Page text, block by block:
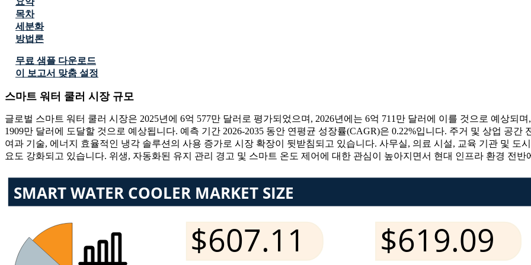
목차
세분화
방법론
무료 샘플 다운로드
이 보고서 맞춤 설정
스마트 워터 쿨러 시장 규모
글로벌 스마트 워터 쿨러 시장은 2025년에 6억 577만 달러로 평가되었으며, 2026년에는 6억 711만 달러에 이를 것으로 예상되
1909만 달러에 도달할 것으로 예상됩니다. 예측 기간 2026-2035 동안 연평균 성장률(CAGR)은 0.22%입니다. 주거 및 상업 공
여과 기술, 에너지 효율적인 냉각 솔루션의 사용 증가로 시장 확장이 뒷받침되고 있습니다. 사무실, 의료 시설, 교육 기관 및 도
요도 강화되고 있습니다. 위생, 자동화된 유지 관리 경고 및 스마트 온도 제어에 대한 관심이 높아지면서 현대 인프라 환경 전